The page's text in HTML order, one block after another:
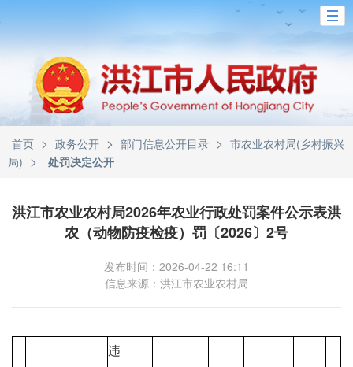
首页 > 政务公开 > 部门信息公开目录 > 市农业农村局(乡村振兴
局) > 处罚决定公开
洪江市农业农村局2026年农业行政处罚案件公示表洪
农（动物防疫检疫）罚〔2026〕2号
发布时间：2026-04-22 16:11
信息来源：洪江市农业农村局
违